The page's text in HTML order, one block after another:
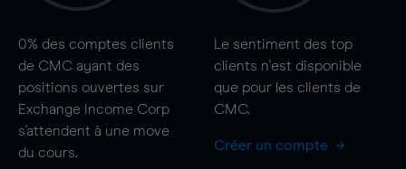
0% des comptes clients
de CMC ayant des
positions ouvertes sur
Exchange Income Corp
s'attendent à une move
du cours.
Le sentiment des top
clients n'est disponible
que pour les clients de
CMC.
Créer un compte